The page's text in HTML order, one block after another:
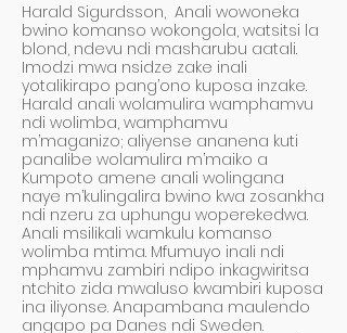
Harald Sigurdsson, Anali wowoneka
bwino komanso wokongola, watsitsi la
blond, ndevu ndi masharubu aatali.
Imodzi mwa nsidze zake inali
yotalikirapo pang’ono kuposa inzake.
Harald anali wolamulira wamphamvu
ndi wolimba, wamphamvu
m’maganizo; aliyense ananena kuti
panalibe wolamulira m’maiko a
Kumpoto amene anali wolingana
naye m’kulingalira bwino kwa zosankha
ndi nzeru za uphungu woperekedwa.
Anali msilikali wamkulu komanso
wolimba mtima. Mfumuyo inali ndi
mphamvu zambiri ndipo inkagwiritsa
ntchito zida mwaluso kwambiri kuposa
ina iliyonse. Anapambana maulendo
angapo pa Danes ndi Sweden.